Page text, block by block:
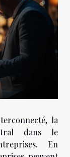
la
dans le
En